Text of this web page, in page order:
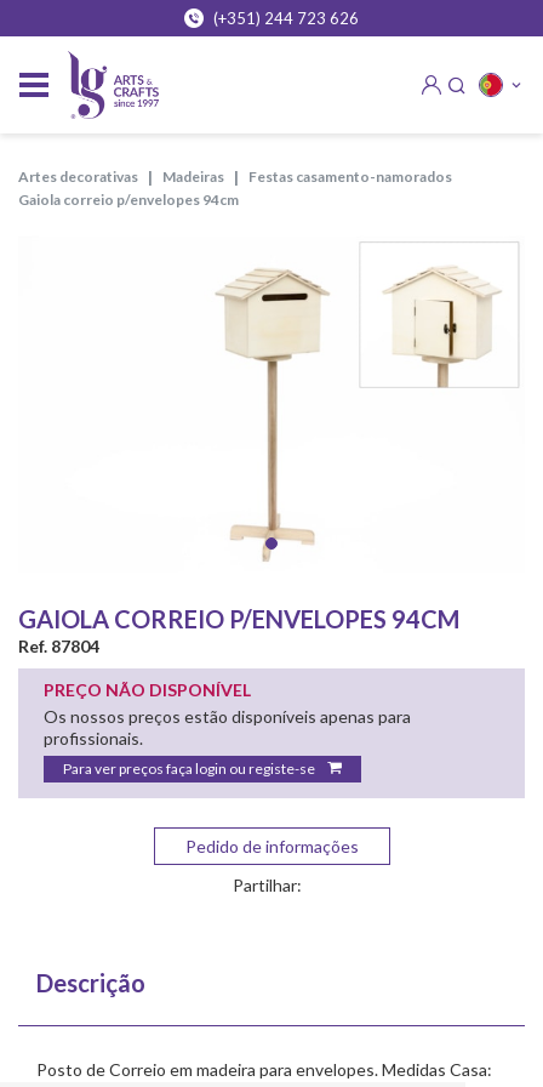
(+351) 244 723 626
artes decorativas madeiras
festas casamento-namorados
gaiola correio p/envelopes 94cm
GAIOLA CORREIO P/ENVELOPES 94CM
Ref. 87804
PREÇO NÃO DISPONÍVEL
Os nossos preços estão disponíveis apenas para
profissionais.
Para ver preços faça login ou registe-se
Pedido de informações
Partilhar:
Descrição
Posto de Correio em madeira para envelopes. Medidas Casa: